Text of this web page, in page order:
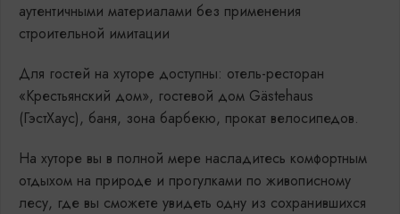
аутентичными материалами без применения
строительной имитации
Для гостей на хуторе доступны: отель-ресторан
«Крестьянский дом», гостевой дом Gästehaus
(ГэстХаус), баня, зона барбекю, прокат велосипедов.
На хуторе вы в полной мере насладитесь комфортным
отдыхом на природе и прогулками по живописному
лесу, где вы сможете увидеть одну из сохранившихся